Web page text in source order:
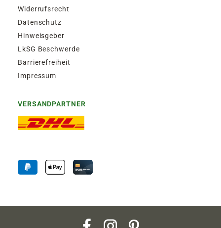
Widerrufsrecht
Datenschutz
Hinweisgeber
LkSG Beschwerde
Barrierefreiheit
Impressum
VERSANDPARTNER